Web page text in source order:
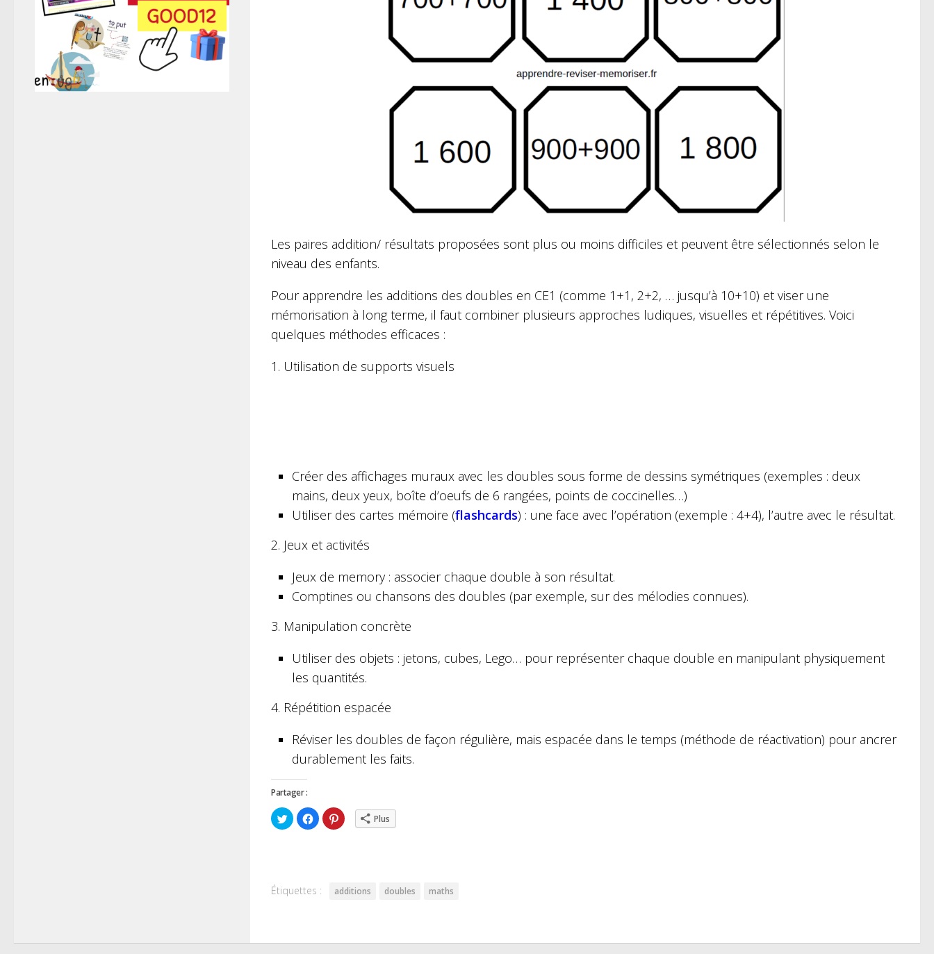
Les paires addition/ résultats proposées sont plus ou moins difficiles et peuvent être sélectionnés selon le
niveau des enfants.
Pour apprendre les additions des doubles en CE1 (comme 1+1, 2+2, … jusqu’à 10+10) et viser une
mémorisation à long terme, il faut combiner plusieurs approches ludiques, visuelles et répétitives. Voici
quelques méthodes efficaces :
1. Utilisation de supports visuels
Créer des affichages muraux avec les doubles sous forme de dessins symétriques (exemples : deux
mains, deux yeux, boîte d’oeufs de 6 rangées, points de coccinelles…)
Utiliser des cartes mémoire (flashcards) : une face avec l’opération (exemple : 4+4), l’autre avec le résultat.
2. Jeux et activités
Jeux de memory : associer chaque double à son résultat.
Comptines ou chansons des doubles (par exemple, sur des mélodies connues).
3. Manipulation concrète
Utiliser des objets : jetons, cubes, Lego… pour représenter chaque double en manipulant physiquement
les quantités.
4. Répétition espacée
Réviser les doubles de façon régulière, mais espacée dans le temps (méthode de réactivation) pour ancrer
durablement les faits.
Partager :
Cliquez
pour
partager
Cliquez
pour
partager
Cliquez
pour Plus
Étiquettes : additions doubles maths